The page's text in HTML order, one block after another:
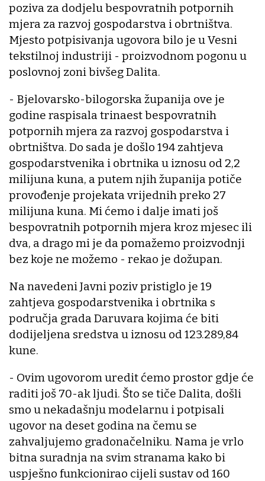
poziva za dodjelu bespovratnih potpornih
mjera za razvoj gospodarstva i obrtništva.
Mjesto potpisivanja ugovora bilo je u Vesni
tekstilnoj industriji - proizvodnom pogonu u
poslovnoj zoni bivšeg Dalita.
- Bjelovarsko-bilogorska županija ove je
godine raspisala trinaest bespovratnih
potpornih mjera za razvoj gospodarstva i
obrtništva. Do sada je došlo 194 zahtjeva
gospodarstvenika i obrtnika u iznosu od 2,2
milijuna kuna, a putem njih županija potiče
provođenje projekata vrijednih preko 27
milijuna kuna. Mi ćemo i dalje imati još
bespovratnih potpornih mjera kroz mjesec ili
dva, a drago mi je da pomažemo proizvodnji
bez koje ne možemo - rekao je dožupan.
Na navedeni Javni poziv pristiglo je 19
zahtjeva gospodarstvenika i obrtnika s
područja grada Daruvara kojima će biti
dodijeljena sredstva u iznosu od 123.289,84
kune.
- Ovim ugovorom uredit ćemo prostor gdje će
raditi još 70-ak ljudi. Što se tiče Dalita, došli
smo u nekadašnju modelarnu i potpisali
ugovor na deset godina na čemu se
zahvaljujemo gradonačelniku. Nama je vrlo
bitna suradnja na svim stranama kako bi
uspješno funkcionirao cijeli sustav od 160